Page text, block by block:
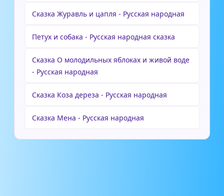
Сказка Журавль и цапля - Русская народная
Петух и собака - Русская народная сказка
Сказка О молодильных яблоках и живой воде
- Русская народная
Сказка Коза дереза - Русская народная
Сказка Мена - Русская народная